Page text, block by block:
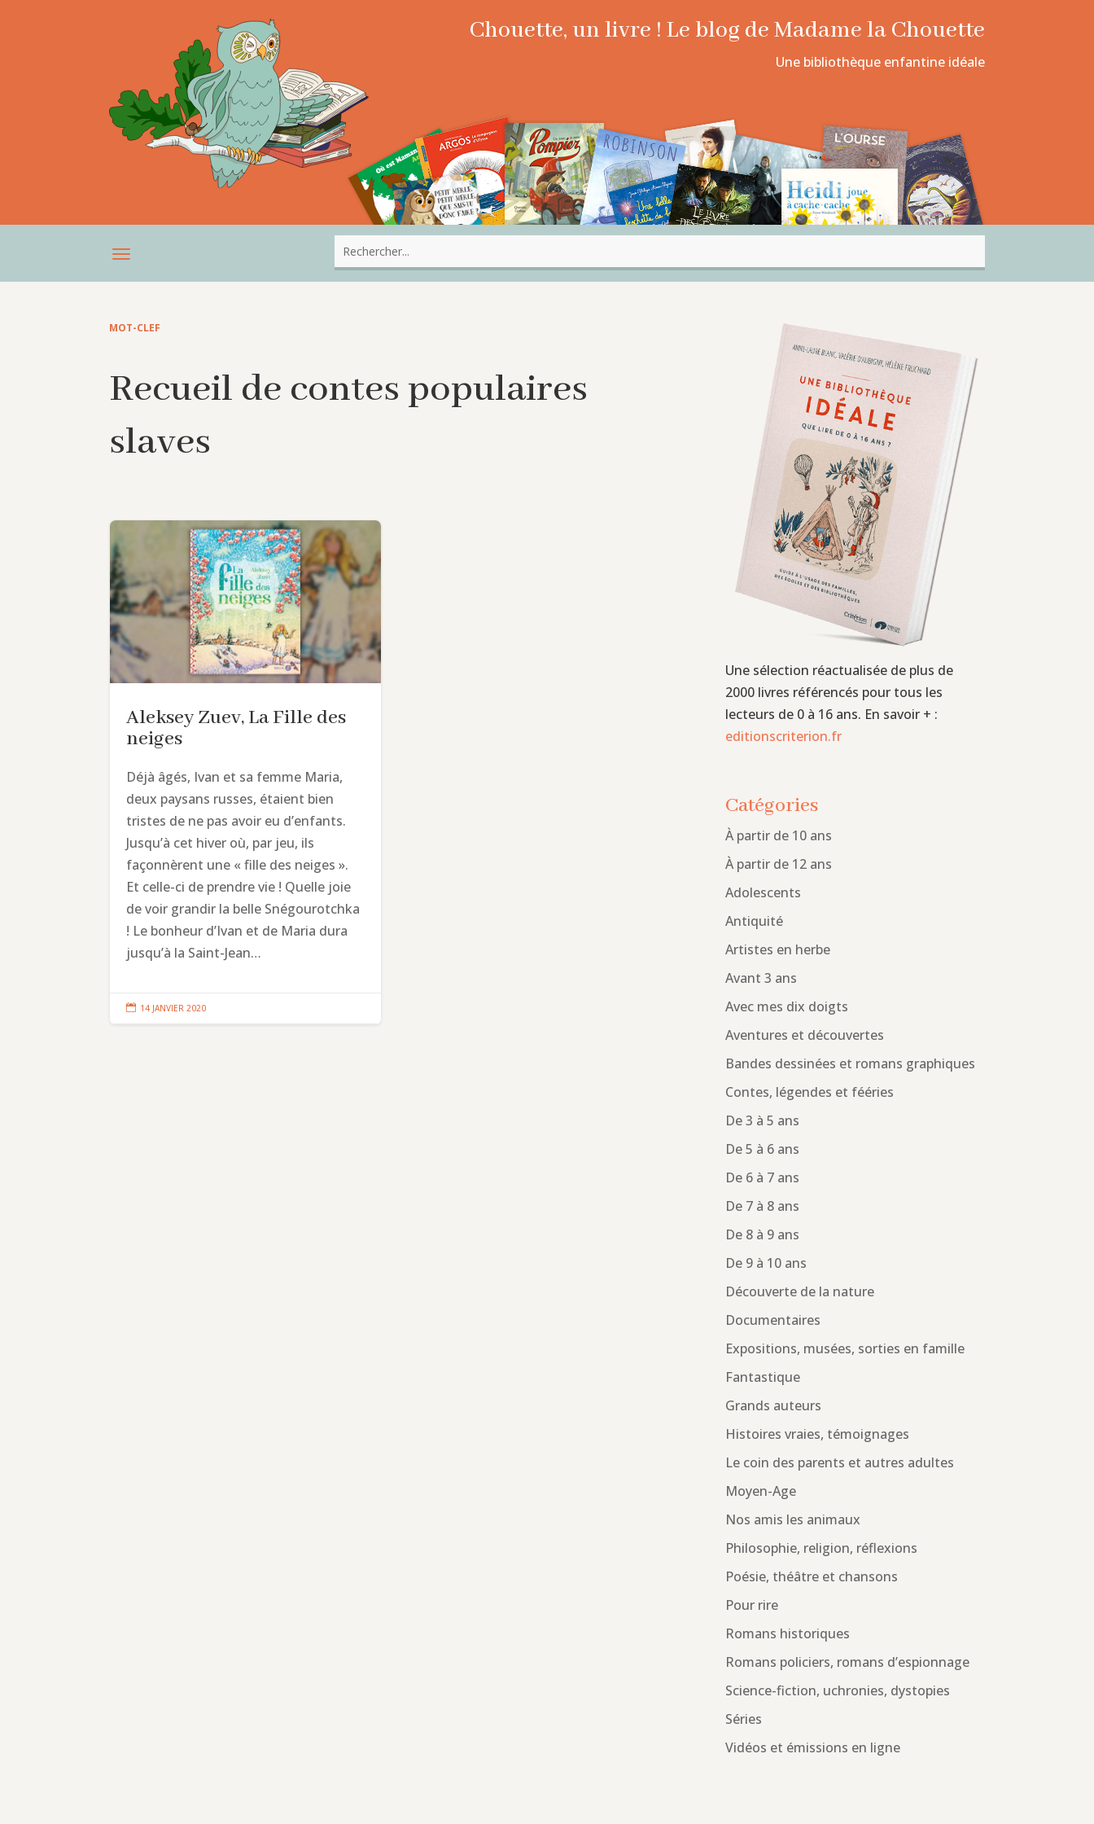
Chouette, un livre ! Le blog de Madame la Chouette
Une bibliothèque enfantine idéale
MOT-CLEF
Recueil de contes populaires
slaves
Aleksey Zuev, La Fille des
neiges
Déjà âgés, Ivan et sa femme Maria,
deux paysans russes, étaient bien
tristes de ne pas avoir eu d’enfants.
Jusqu’à cet hiver où, par jeu, ils
façonnèrent une « fille des neiges ».
Et celle-ci de prendre vie ! Quelle joie
de voir grandir la belle Snégourotchka
! Le bonheur d’Ivan et de Maria dura
jusqu’à la Saint-Jean…
 14 JANVIER 2020
Une sélection réactualisée de plus de
2000 livres référencés pour tous les
lecteurs de 0 à 16 ans. En savoir + :
editionscriterion.fr
Catégories
À partir de 10 ans
À partir de 12 ans
Adolescents
Antiquité
Artistes en herbe
Avant 3 ans
Avec mes dix doigts
Aventures et découvertes
Bandes dessinées et romans graphiques
Contes, légendes et fééries
De 3 à 5 ans
De 5 à 6 ans
De 6 à 7 ans
De 7 à 8 ans
De 8 à 9 ans
De 9 à 10 ans
Découverte de la nature
Documentaires
Expositions, musées, sorties en famille
Fantastique
Grands auteurs
Histoires vraies, témoignages
Le coin des parents et autres adultes
Moyen-Age
Nos amis les animaux
Philosophie, religion, réflexions
Poésie, théâtre et chansons
Pour rire
Romans historiques
Romans policiers, romans d’espionnage
Science-fiction, uchronies, dystopies
Séries
Vidéos et émissions en ligne